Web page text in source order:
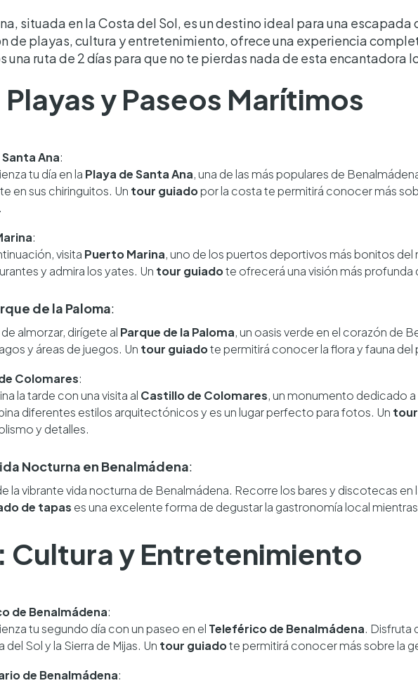
situada en la Costa del Sol, es un destino ideal para una escapada
de playas, cultura y entretenimiento, ofrece una experiencia
una ruta de 2 días para que no te pierdas nada de esta encantadora
Playas y Paseos Marítimos
Ana:
tu día en la Playa de Santa Ana, una de las más populares de
en sus chiringuitos. Un tour guiadopor la costa te permitirá conocer más
:
visita Puerto Marina, uno de los puertos deportivos más bonitos del
y admira los yates. Un tour guiadote ofrecerá una visión más
de la Paloma:
almorzar, dirígete al Parque de la Paloma, un oasis verde en el corazón de
y áreas de juegos. Un tour guiadote permitirá conocer la flora y fauna del
Colomares:
la tarde con una visita al Castillo de Colomares, un monumento dedicado
diferentes estilos arquitectónicos y es un lugar perfecto para fotos. Un
y detalles.
Nocturna en Benalmádena:
la vibrante vida nocturna de Benalmádena. Recorre los bares y discotecas en
de tapas es una excelente forma de degustar la gastronomía local
Cultura y Entretenimiento
de Benalmádena:
tu segundo día con un paseo en el Teleférico de Benalmádena. Disfruta
del Sol y la Sierra de Mijas. Un tour guiadote permitirá conocer más sobre la
de Benalmádena: